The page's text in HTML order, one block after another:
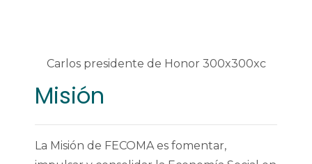
Misión
La Misión de FECOMA es fomentar,